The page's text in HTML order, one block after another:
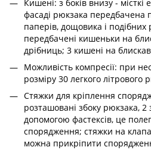
Кишені: з боків внизу - місткі
фасаді рюкзака передбачена
паперів, дощовика і подібних
передбачені кишеньки на
дрібниць; 3 кишені на
Можливість компресії: при
розміру 30 легкого літрового
Стяжки для кріплення
розташовані збоку рюкзака,
допомогою фастексів, це
спорядження; стяжки на
можна прикріпити